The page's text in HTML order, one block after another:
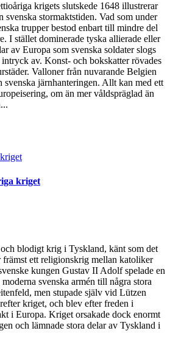
krigets slutskede 1648 illustrerar
stormaktstiden. Vad som under
trupper bestod enbart till mindre del
I stället dominerade tyska allierade eller
av Europa som svenska soldater slogs
av. Konst- och bokskatter rövades
Valloner från nuvarande Belgien
järnhanteringen. Allt kan med ett
om än mer våldspräglad än
kriget
blodigt krig i Tyskland, känt som det
ett religionskrig mellan katoliker
kungen Gustav II Adolf spelade en
svenska armén till några stora
men stupade själv vid Lützen
kriget, och blev efter freden i
i Europa. Kriget orsakade dock enormt
och lämnade stora delar av Tyskland i